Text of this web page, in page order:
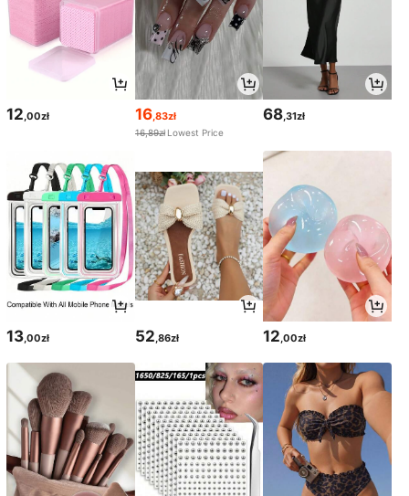
12,00zł 16,83zł
16,89zł Lowest Price
68,31zł
13,00zł 52,86zł 12,00zł